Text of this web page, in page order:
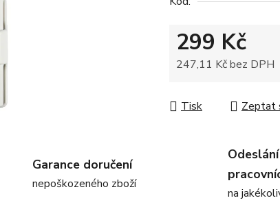
299 Kč
247,11 Kč bez DPH
Tisk
Zeptat
Garance doručení
nepoškozeného zboží
na